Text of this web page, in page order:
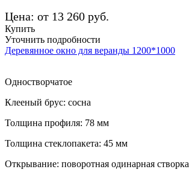
Цена: от 13 260 руб.
Купить
Уточнить подробности
Деревянное окно для веранды 1200*1000
Одностворчатое
Клееный брус: сосна
Толщина профиля: 78 мм
Толщина стеклопакета: 45 мм
Открывание: поворотная одинарная створка